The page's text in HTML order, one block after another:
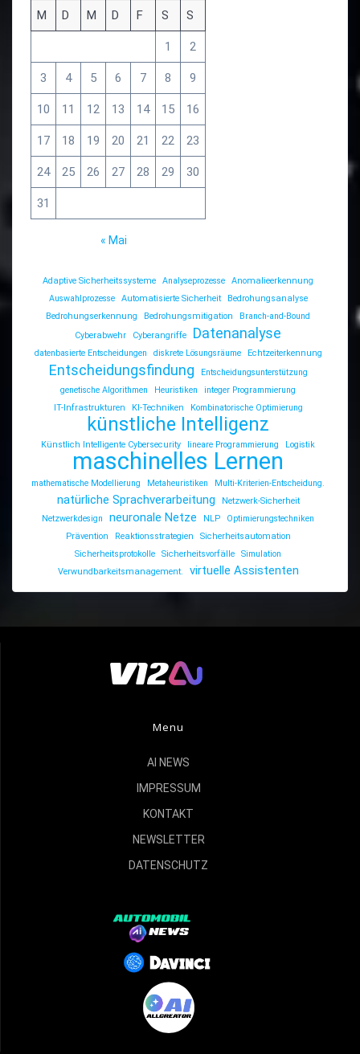
M D M D F S S
1 2
3 4 5 6 7 8 9
10 11 12 13 14 15 16
17 18 19 20 21 22 23
24 25 26 27 28 29 30
31
« Mai
Adaptive Sicherheitssysteme Analyseprozesse
Anomalieerkennung
Auswahlprozesse
Automatisierte Sicherheit
Bedrohungsanalyse
Bedrohungserkennung
Bedrohungsmitigation
Branch-and-Bound
Cyberabwehr
Cyberangriffe Datenanalyse
datenbasierte Entscheidungen diskrete Lösungsräume Echtzeiterkennung
Entscheidungsfindung
Entscheidungsunterstützung
genetische Algorithmen
Heuristiken
integer Programmierung
IT-Infrastrukturen
KI-Techniken Kombinatorische Optimierung
künstliche Intelligenz
Künstlich Intelligente Cybersecurity lineare Programmierung Logistik
maschinelles Lernen
mathematische Modellierung Metaheuristiken Multi-Kriterien-Entscheidung.
natürliche Sprachverarbeitung
Netzwerk-Sicherheit
Netzwerkdesign
neuronale Netze NLP
Optimierungstechniken
Prävention
Reaktionsstrategien
Sicherheitsautomation
Sicherheitsprotokolle
Sicherheitsvorfälle
Simulation
Verwundbarkeitsmanagement.
virtuelle Assistenten
Menu
AI NEWS
IMPRESSUM
KONTAKT
NEWSLETTER
DATENSCHUTZ